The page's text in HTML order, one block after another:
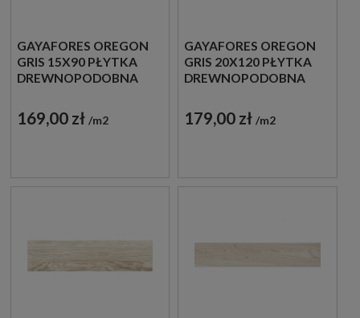
GAYAFORES OREGON
GRIS 15X90 PŁYTKA
DREWNOPODOBNA
169,00 zł m2
GAYAFORES OREGON
GRIS 20X120 PŁYTKA
DREWNOPODOBNA
179,00 zł m2